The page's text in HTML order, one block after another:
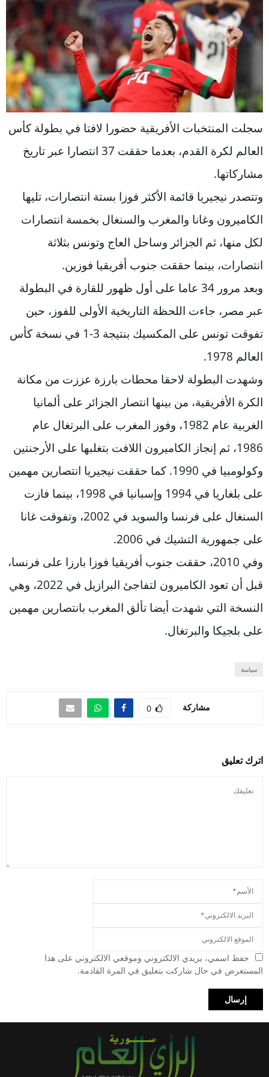
سجلت المنتخبات الأفريقية حضورا لافتا في بطولة كأس
العالم لكرة القدم، بعدما حققت 37 انتصارا عبر تاريخ
مشاركاتها.
وتتصدر نيجيريا قائمة الأكثر فوزا بستة انتصارات، تليها
الكاميرون وغانا والمغرب والسنغال بخمسة انتصارات
لكل منها، ثم الجزائر وساحل العاج وتونس بثلاثة
انتصارات، بينما حققت جنوب أفريقيا فوزين.
وبعد مرور 34 عاما على أول ظهور للقارة في البطولة
عبر مصر، جاءت اللحظة التاريخية الأولى للفوز، حين
تفوقت تونس على المكسيك بنتيجة 3-1 في نسخة كأس
العالم 1978.
وشهدت البطولة لاحقا محطات بارزة عززت من مكانة
الكرة الأفريقية، من بينها انتصار الجزائر على ألمانيا
الغربية عام 1982، وفوز المغرب على البرتغال عام
1986، ثم إنجاز الكاميرون اللافت بتغلبها على الأرجنتين
وكولومبيا في 1990. كما حققت نيجيريا انتصارين مهمين
على بلغاريا في 1994 وإسبانيا في 1998، بينما فازت
السنغال على فرنسا والسويد في 2002، وتفوقت غانا
على جمهورية التشيك في 2006.
وفي 2010، حققت جنوب أفريقيا فوزا بارزا على فرنسا،
قبل أن تعود الكاميرون لتفاجئ البرازيل في 2022، وهي
النسخة التي شهدت أيضا تألق المغرب بانتصارين مهمين
على بلجيكا والبرتغال.
سياسة
مشاركة 0
اترك تعليق
حفظ اسمي، بريدي الالكتروني وموقعي الالكتروني على هذا
المستعرض في حال شاركت بتعليق في المرة القادمة.